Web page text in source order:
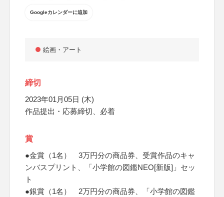
Googleカレンダーに追加
絵画・アート
締切
2023年01月05日 (木)
作品提出・応募締切、必着
賞
●金賞（1名） 3万円分の商品券、受賞作品のキャ
ンバスプリント、「小学館の図鑑NEO[新版]」セッ
ト
●銀賞（1名） 2万円分の商品券、「小学館の図鑑